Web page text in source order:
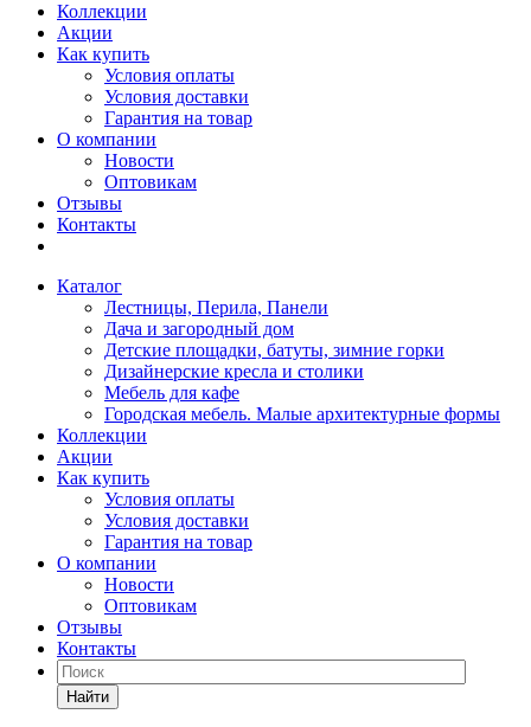
Коллекции
Акции
Как купить
Условия оплаты
Условия доставки
Гарантия на товар
О компании
Новости
Оптовикам
Отзывы
Контакты
Каталог
Лестницы, Перила, Панели
Дача и загородный дом
Детские площадки, батуты, зимние горки
Дизайнерские кресла и столики
Мебель для кафе
Городская мебель. Малые архитектурные формы
Коллекции
Акции
Как купить
Условия оплаты
Условия доставки
Гарантия на товар
О компании
Новости
Оптовикам
Отзывы
Контакты
Найти